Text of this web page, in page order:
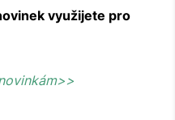
využijete pro